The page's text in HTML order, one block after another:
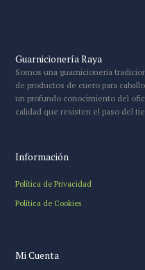
Guarnicionería Raya
Somos una guarnicionería
de productos de cuero para
un profundo conocimiento del
calidad que resisten el paso del
Información
Política de Privacidad
Política de Cookies
Mi Cuenta